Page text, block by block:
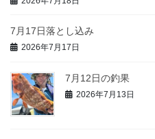
7月17日落とし込み
2026年7月17日
7月12日の釣果
2026年7月13日